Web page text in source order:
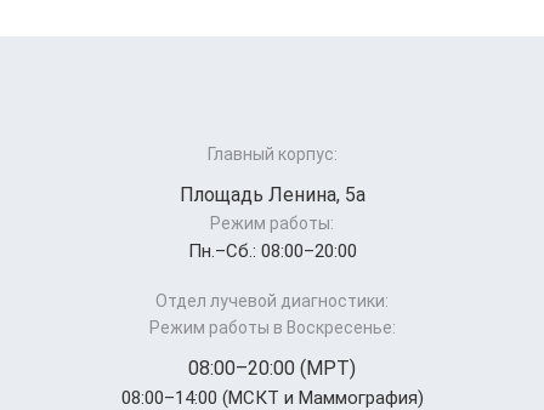
Главный корпус:
Площадь Ленина, 5а
Режим работы:
Пн.–Cб.: 08:00–20:00
Отдел лучевой диагностики:
Режим работы в Воскресенье:
08:00–20:00 (МРТ)
08:00–14:00 (МСКТ и Маммография)